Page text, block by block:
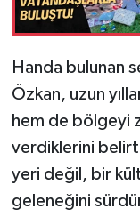
Handa bulunan
Özkan, uzun
hem de bölgeyi
verdiklerini
yeri değil, bir
geleneğini